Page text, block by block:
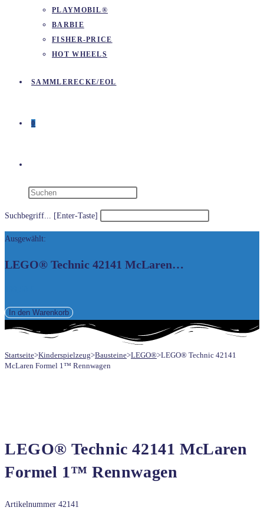
PLAYMOBIL®
BARBIE
FISHER-PRICE
HOT WHEELS
SAMMLERECKE/EOL
0
Suchbegriff... [Enter-Taste]
Ausgewählt:
LEGO® Technic 42141 McLaren…
LEGO®
Technic
McLaren
Formel
In den Warenkorb
Startseite>Kinderspielzeug>Bausteine>LEGO®>LEGO® Technic 42141
McLaren Formel 1™ Rennwagen
LEGO® Technic 42141 McLaren
Formel 1™ Rennwagen
Artikelnummer 42141